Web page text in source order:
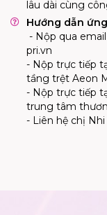
lâu dài cùng
Hướng dẫn
- Nộp qua
pri.vn
- Nộp trực tiếp
tầng trệt Aeon
- Nộp trực tiếp
trung tâm
- Liên hệ chị